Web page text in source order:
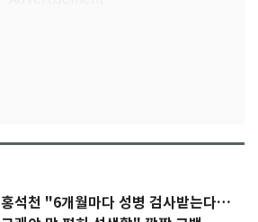
홍석천 "6개월마다 성병 검사받는다…